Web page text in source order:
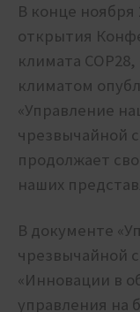
В конце ноября
открытия
климата
климатом
«Управление
чрезвычайной
продолжает
наших
В документе
чрезвычайной
«Инновации в
управления на